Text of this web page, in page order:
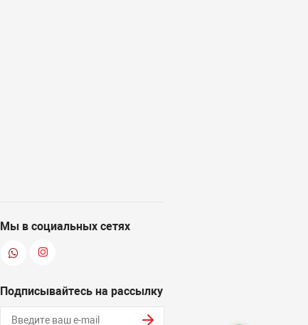
Мы в социальных сетях
Подписывайтесь на рассылку